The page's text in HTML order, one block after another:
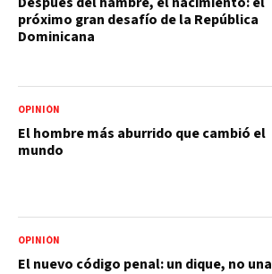
próximo gran desafío de la República
Dominicana
OPINIÓN
El hombre más aburrido que cambió el
mundo
OPINIÓN
El nuevo código penal: un dique, no una